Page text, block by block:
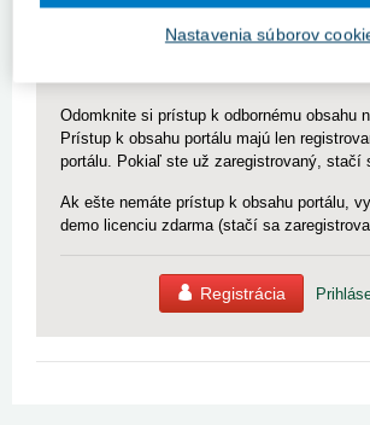
Odomknite si prístup k odbornému obsahu
Prístup k obsahu portálu majú len
portálu. Pokiaľ ste už zaregistrovaný, stačí
Ak ešte nemáte prístup k obsahu portálu,
demo licenciu zdarma (stačí sa
Registrácia
Nastavenia súborov